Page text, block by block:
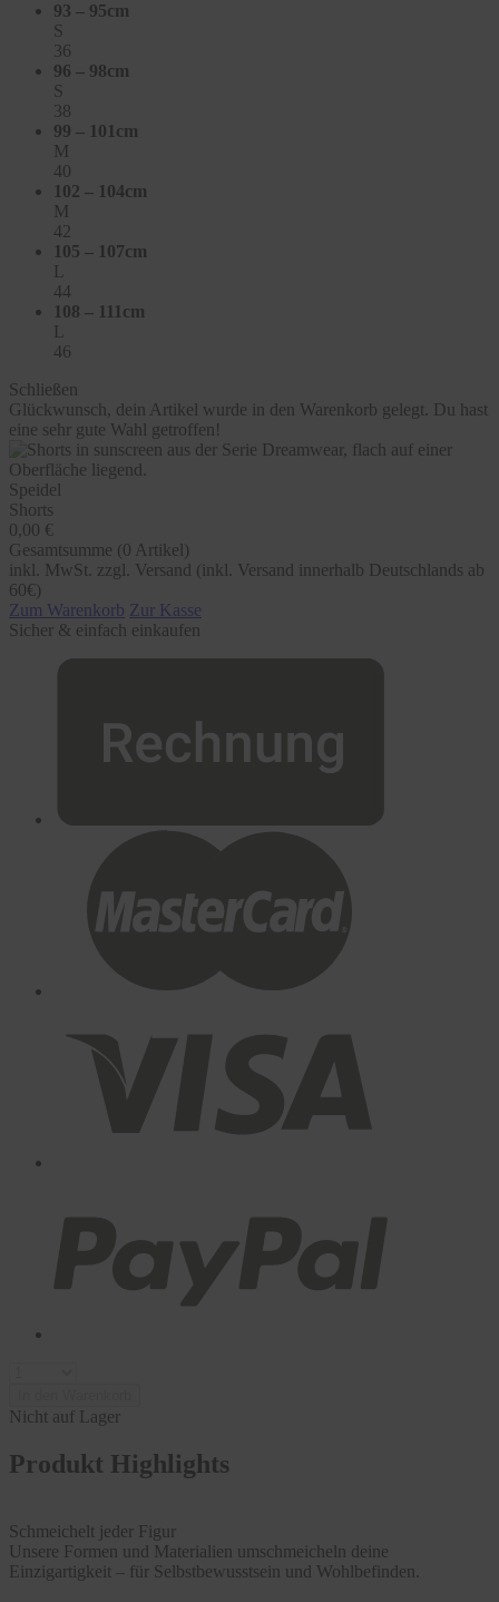
93 – 95cm
S
36
96 – 98cm
S
38
99 – 101cm
M
40
102 – 104cm
M
42
105 – 107cm
L
44
108 – 111cm
L
46
Schließen
Glückwunsch, dein Artikel wurde in den Warenkorb gelegt. Du hast
eine sehr gute Wahl getroffen!
Speidel
Shorts
0,00 €
Gesamtsumme (0 Artikel)
inkl. MwSt. zzgl. Versand (inkl. Versand innerhalb Deutschlands ab
60€)
Zum Warenkorb Zur Kasse
Sicher & einfach einkaufen
Nicht auf Lager
Produkt Highlights
Schmeichelt jeder Figur
Unsere Formen und Materialien umschmeicheln deine
Einzigartigkeit – für Selbstbewusstsein und Wohlbefinden.